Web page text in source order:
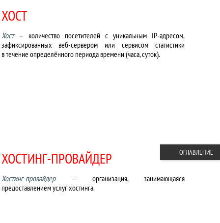
ХОСТ
Хост— количество посетителей с уникальным IP-адресом,
зафиксированных веб-сервером или сервисом статистики
в течение определённого периода времени (часа, суток).
ХОСТИНГ-ПРОВАЙДЕР
Хостинг-провайдер— организация, занимающаяся
предоставлением услуг хостинга.
ОГЛАВЛЕНИЕ